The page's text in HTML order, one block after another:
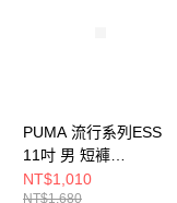
PUMA 流行系列ESS
11吋 男 短褲
62965901
NT$1,010
NT$1,680